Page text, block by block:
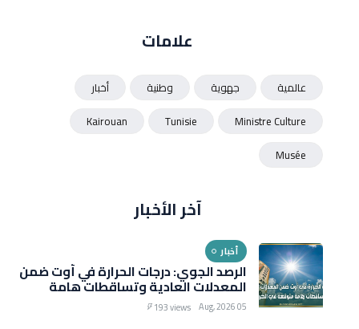
علامات
عالمية جهوية وطنية
أخبار
Ministre Culture
Tunisie
Kairouan
Musée
آخر الأخبار
أخبار
الرصد الجوي: درجات الحرارة في أوت ضمن
المعدلات العادية وتساقطات هامة
متوقعة في الخريف
05 Aug, 2026
193 views